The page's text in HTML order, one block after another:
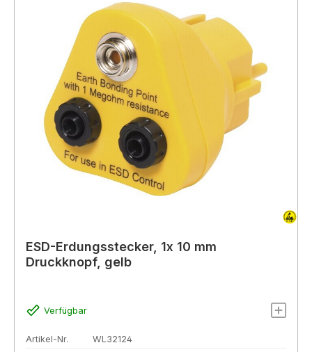
ESD-Erdungsstecker, 1x 10 mm
Druckknopf, gelb
Verfügbar
Artikel-Nr.
WL32124